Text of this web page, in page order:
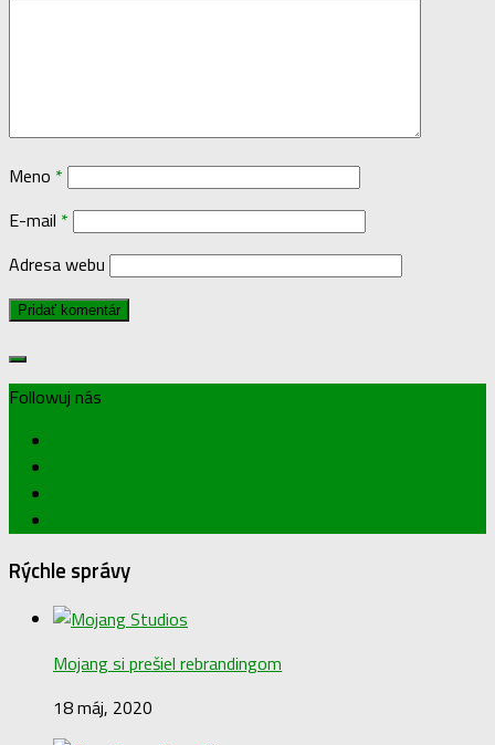
Meno *
E-mail *
Adresa webu
Followuj nás
Rýchle správy
Mojang si prešiel rebrandingom
18 máj, 2020